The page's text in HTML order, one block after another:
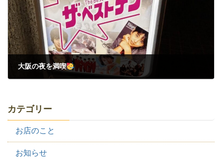
大阪の夜を満喫
カテゴリー
お店のこと
お知らせ